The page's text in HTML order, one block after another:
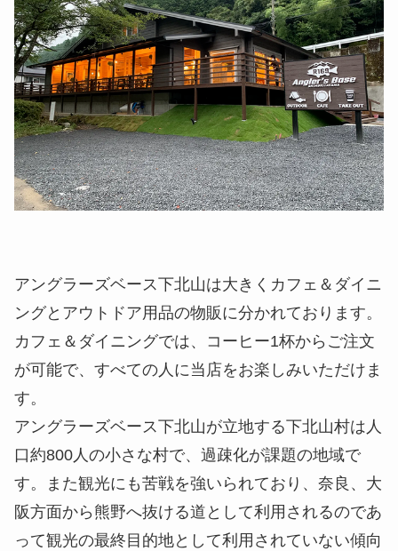
アングラーズベース下北山は大きくカフェ＆ダイニ
ングとアウトドア用品の物販に分かれております。
カフェ＆ダイニングでは、コーヒー1杯からご注文
が可能で、すべての人に当店をお楽しみいただけま
す。
アングラーズベース下北山が立地する下北山村は人
口約800人の小さな村で、過疎化が課題の地域で
す。また観光にも苦戦を強いられており、奈良、大
阪方面から熊野へ抜ける道として利用されるのであ
って観光の最終目的地として利用されていない傾向